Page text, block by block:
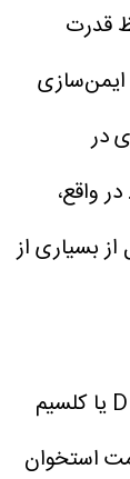
قدرت
ایمن‌سازی
در
در واقع،
بسیاری از
این پژوهش به این معنا نیست که ویتامین D یا کلسیم
استخوان